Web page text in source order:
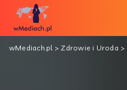
wMediach.pl> Zdrowie i Uroda >